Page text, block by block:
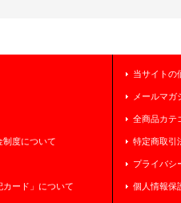
制度について
ード」について
当サイトの
メールマガ
全商品カテ
特定商取引
プライバシ
個人情報保